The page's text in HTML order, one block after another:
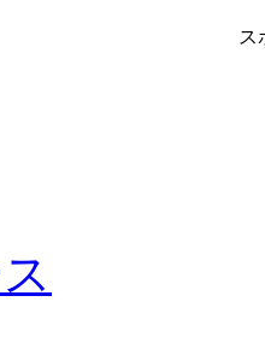
ス